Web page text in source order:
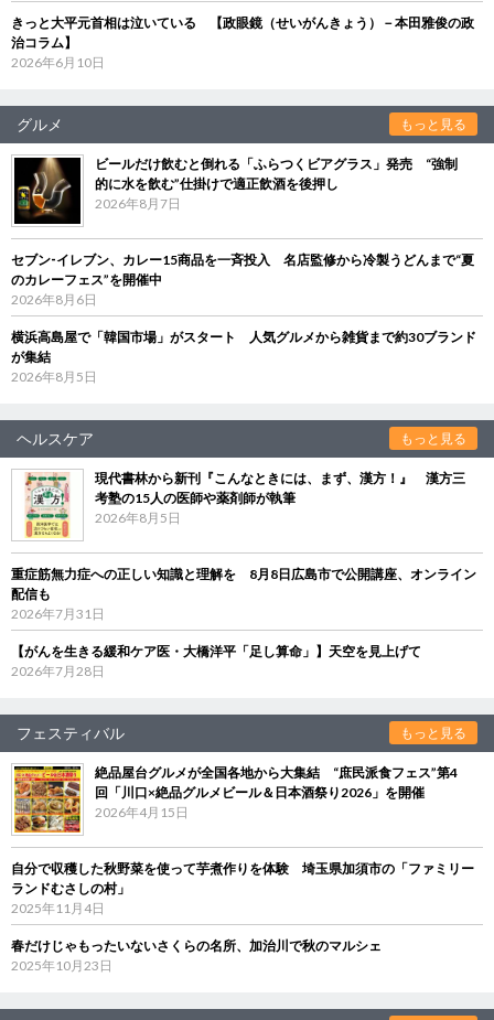
きっと大平元首相は泣いている 【政眼鏡（せいがんきょう）－本田雅俊の政
治コラム】
2026年6月10日
グルメ もっと見る
ビールだけ飲むと倒れる「ふらつくビアグラス」発売 “強制
的に水を飲む”仕掛けで適正飲酒を後押し
2026年8月7日
セブン‐イレブン、カレー15商品を一斉投入 名店監修から冷製うどんまで“夏
のカレーフェス”を開催中
2026年8月6日
横浜高島屋で「韓国市場」がスタート 人気グルメから雑貨まで約30ブランド
が集結
2026年8月5日
ヘルスケア もっと見る
現代書林から新刊『こんなときには、まず、漢方！』 漢方三
考塾の15人の医師や薬剤師が執筆
2026年8月5日
重症筋無力症への正しい知識と理解を 8月8日広島市で公開講座、オンライン
配信も
2026年7月31日
【がんを生きる緩和ケア医・大橋洋平「足し算命」】天空を見上げて
2026年7月28日
フェスティバル もっと見る
絶品屋台グルメが全国各地から大集結 “庶民派食フェス”第4
回「川口×絶品グルメビール＆日本酒祭り2026」を開催
2026年4月15日
自分で収穫した秋野菜を使って芋煮作りを体験 埼玉県加須市の「ファミリー
ランドむさしの村」
2025年11月4日
春だけじゃもったいないさくらの名所、加治川で秋のマルシェ
2025年10月23日